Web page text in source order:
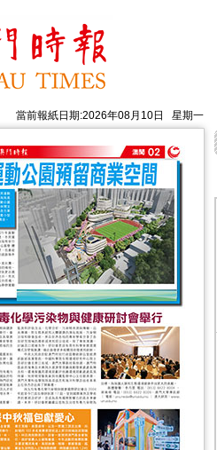
當前報紙日期:2026年08月10日 星期一